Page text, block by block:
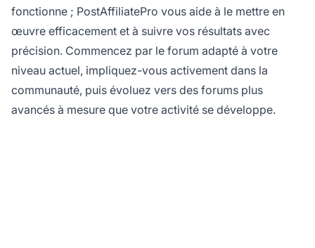
fonctionne ; PostAffiliatePro vous aide à le mettre en
œuvre efficacement et à suivre vos résultats avec
précision. Commencez par le forum adapté à votre
niveau actuel, impliquez-vous activement dans la
communauté, puis évoluez vers des forums plus
avancés à mesure que votre activité se développe.